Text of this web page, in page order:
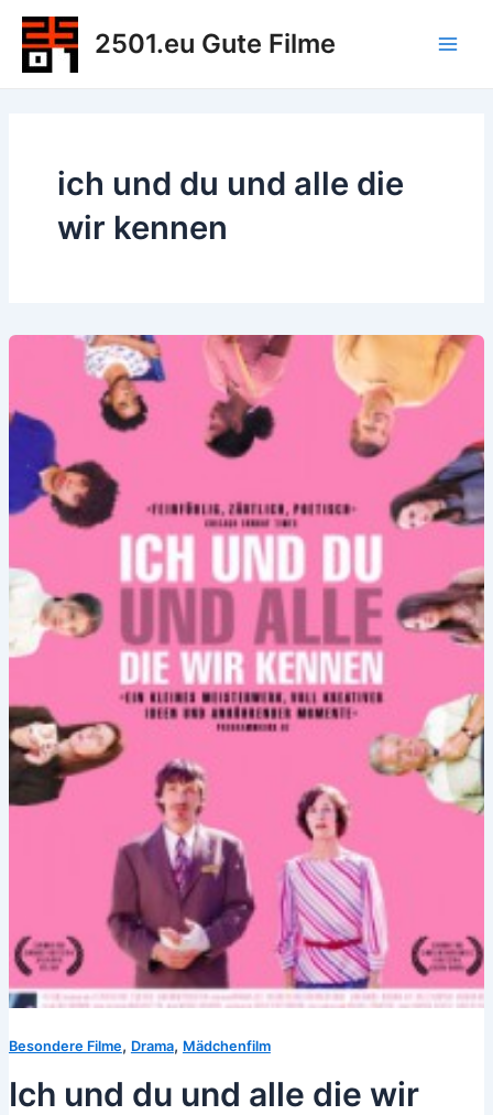
Zum
Inhalt
springen
2501.eu Gute Filme
ich und du und alle die
wir kennen
Besondere Filme, Drama, Mädchenfilm
Ich und du und alle die wir